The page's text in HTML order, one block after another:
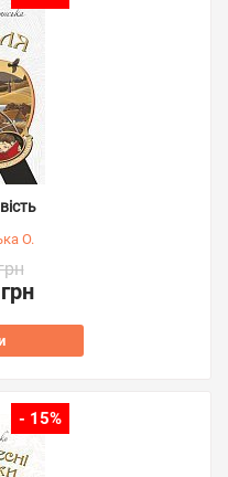
О.
- 15%